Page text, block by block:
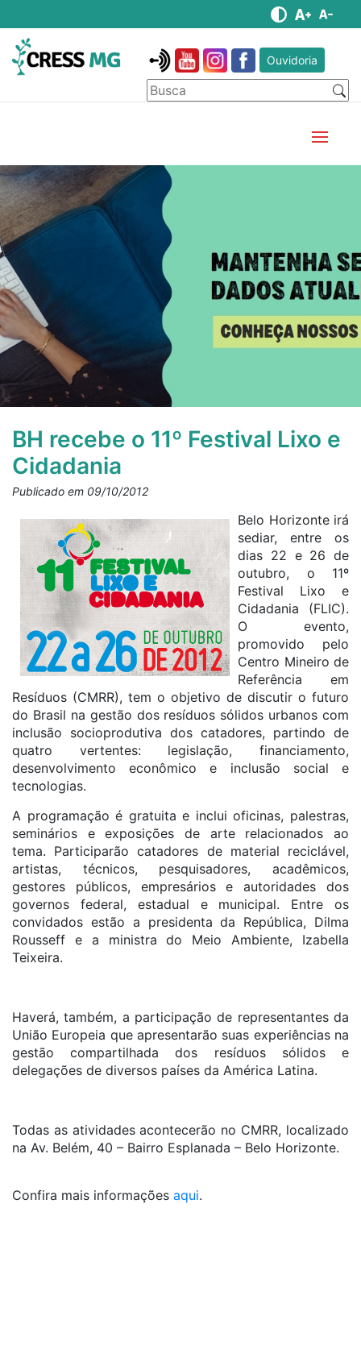
Ouvidoria
BH recebe o 11º Festival Lixo e
Cidadania
Publicado em 09/10/2012
Belo Horizonte irá
sediar, entre os
dias 22 e 26 de
outubro, o 11º
Festival Lixo e
Cidadania (FLIC).
O evento,
promovido pelo
Centro Mineiro de
Referência em
Resíduos (CMRR), tem o objetivo de discutir o futuro
do Brasil na gestão dos resíduos sólidos urbanos com
inclusão socioprodutiva dos catadores, partindo de
quatro vertentes: legislação, financiamento,
desenvolvimento econômico e inclusão social e
tecnologias.
A programação é gratuita e inclui oficinas, palestras,
seminários e exposições de arte relacionados ao
tema. Participarão catadores de material reciclável,
artistas, técnicos, pesquisadores, acadêmicos,
gestores públicos, empresários e autoridades dos
governos federal, estadual e municipal. Entre os
convidados estão a presidenta da República, Dilma
Rousseff e a ministra do Meio Ambiente, Izabella
Teixeira.
Haverá, também, a participação de representantes da
União Europeia que apresentarão suas experiências na
gestão compartilhada dos resíduos sólidos e
delegações de diversos países da América Latina.
Todas as atividades acontecerão no CMRR, localizado
na Av. Belém, 40 – Bairro Esplanada – Belo Horizonte.
Confira mais informações aqui.